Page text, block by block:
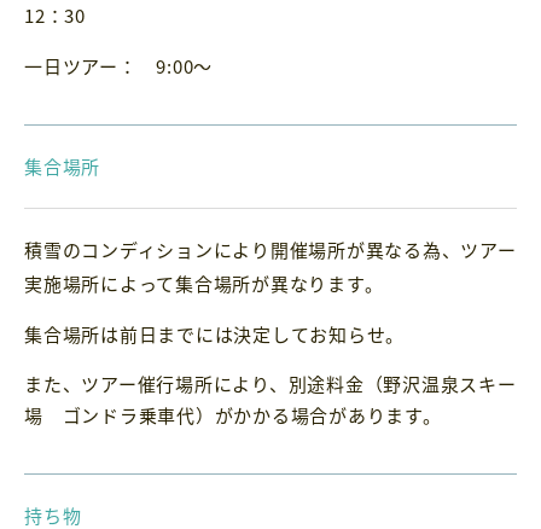
12：30
一日ツアー： 9:00～
集合場所
積雪のコンディションにより開催場所が異なる為、ツアー
実施場所によって集合場所が異なります。
集合場所は前日までには決定してお知らせ。
また、ツアー催行場所により、別途料金（野沢温泉スキー
場 ゴンドラ乗車代）がかかる場合があります。
持ち物